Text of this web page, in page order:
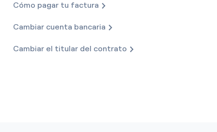
Cómo pagar tu factura
Cambiar cuenta bancaria
Cambiar el titular del contrato